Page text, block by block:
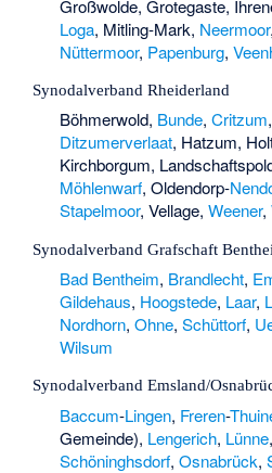
Großwolde, Grotegaste,
Loga, Mitling-Mark, Neermoor
Nüttermoor, Papenburg,
Synodalverband Rheiderland
Böhmerwold, Bunde, Critzum,
Ditzumerverlaat, Hatzum,
Kirchborgum,
Möhlenwarf, Oldendorp-
Stapelmoor, Vellage, Weener,
Synodalverband Grafschaft
Bad Bentheim, Brandlecht,
Gildehaus, Hoogstede, Laar,
Nordhorn, Ohne, Schüttorf,
Wilsum
Synodalverband Emsland/
Baccum-Lingen, Freren-
Gemeinde), Lengerich, Lünne,
Schöninghsdorf, Osnabrück,